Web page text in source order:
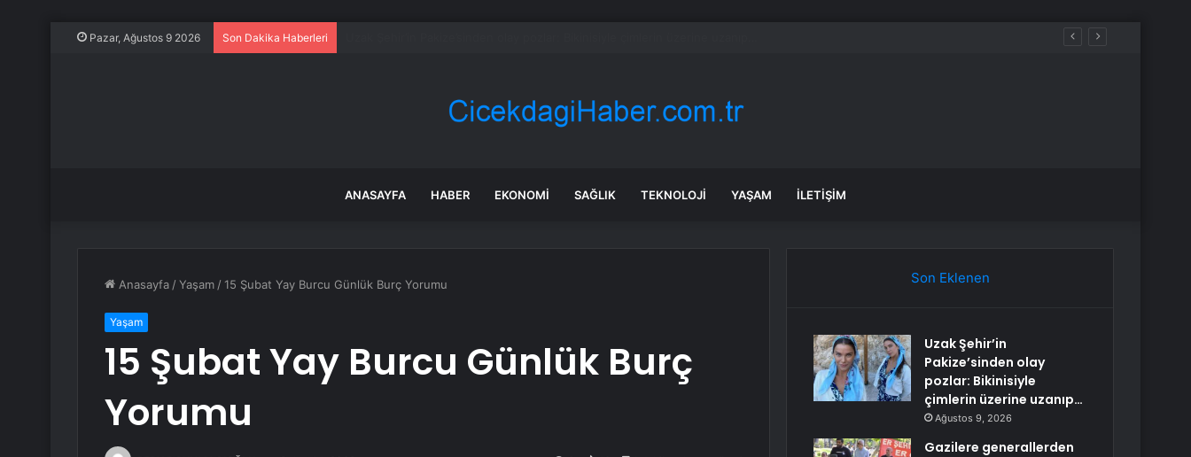
Pazar, Ağustos 9 2026 Son Dakika Haberleri
ANASAYFA HABER EKONOMI SAĞLIK TEKNOLOJI YAŞAM İLETIŞIM
Anasayfa /Yaşam /15 Şubat Yay Burcu Günlük Burç Yorumu
Yaşam
15 Şubat Yay Burcu Günlük Burç
Yorumu
Son Eklenen
Uzak Şehir’in
Pakize’sinden olay
pozlar: Bikinisiyle
çimlerin üzerine uzanıp…
Ağustos 9, 2026
Gazilere generallerden